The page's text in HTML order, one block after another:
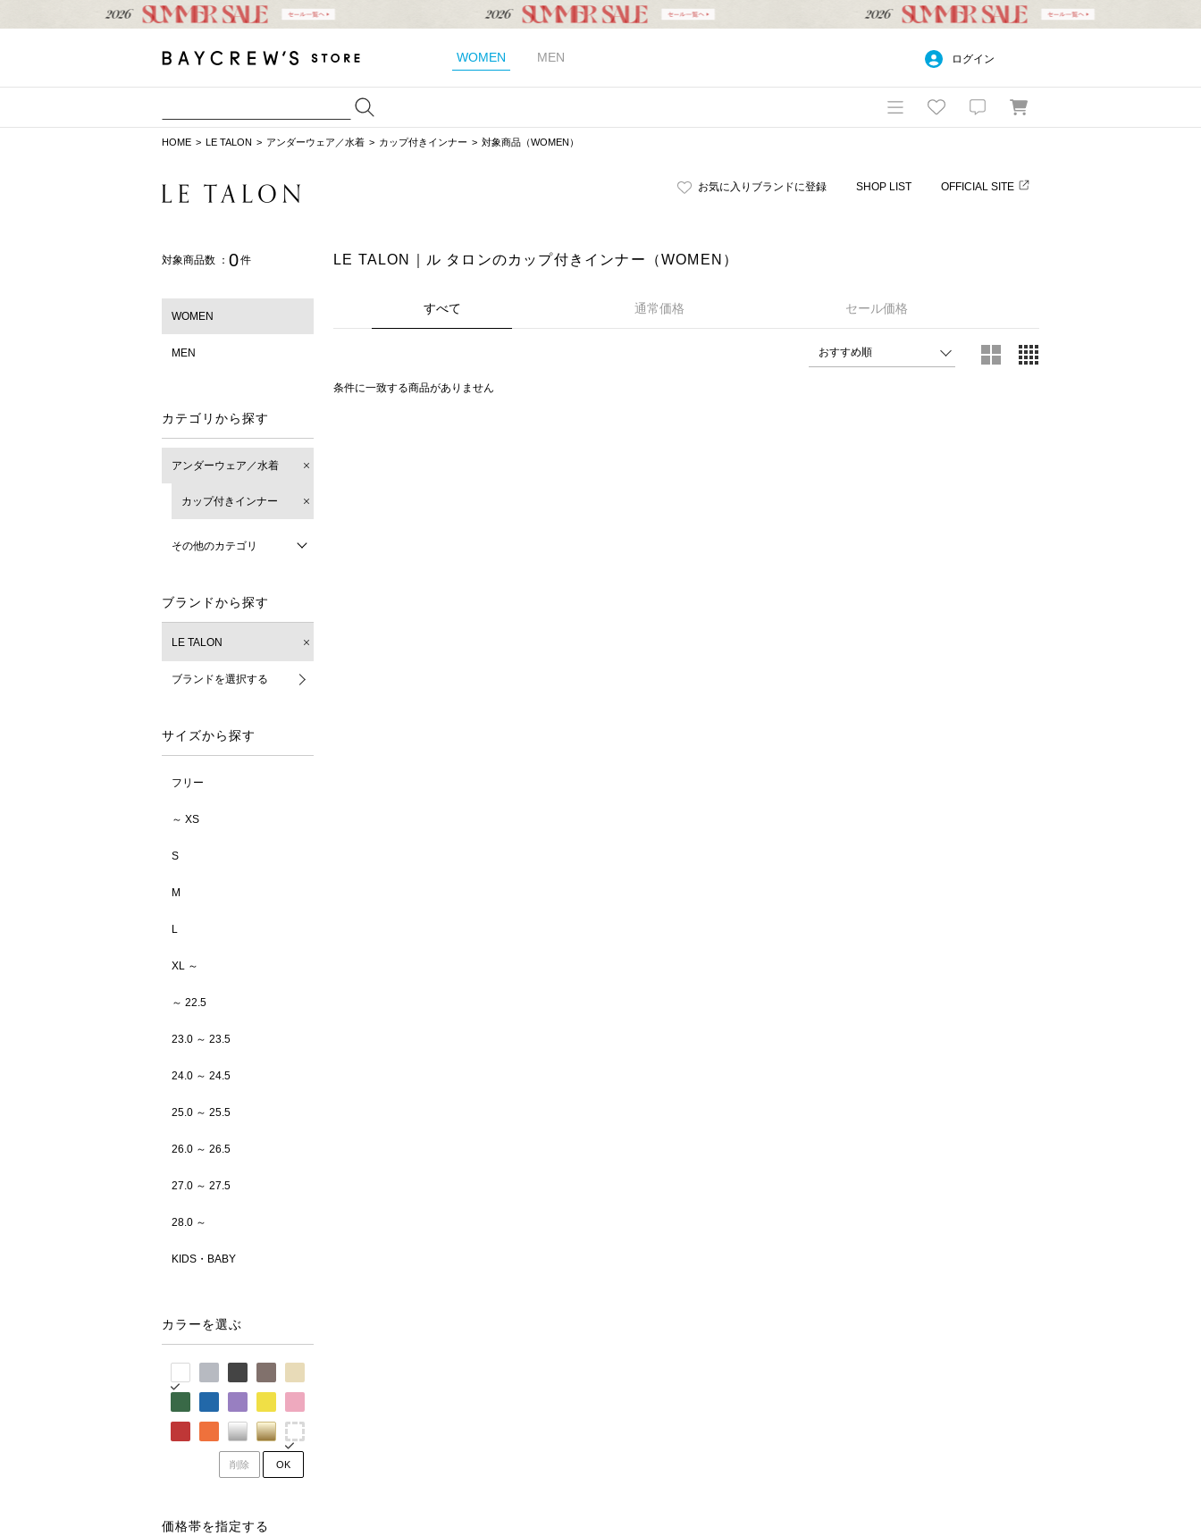
WOMEN MEN ログイン
HOME LE TALON アンダーウェア／水着 カップ付きインナー 対象商品（WOMEN）
お気に入りブランドに登録 SHOP LIST OFFICIAL SITE
対象商品数 ： 0件
WOMEN
MEN
カテゴリから探す
アンダーウェア／水着
カップ付きインナー
その他のカテゴリ
ブランドから探す
LE TALON
ブランドを選択する
サイズから探す
フリー
～ XS
S
M
L
XL ～
～ 22.5
23.0 ～ 23.5
24.0 ～ 24.5
25.0 ～ 25.5
26.0 ～ 26.5
27.0 ～ 27.5
28.0 ～
KIDS・BABY
カラーを選ぶ
削除 OK
価格帯を指定する
LE TALON｜ル タロンのカップ付きインナー（WOMEN）
すべて 通常価格 セール価格
条件に一致する商品がありません